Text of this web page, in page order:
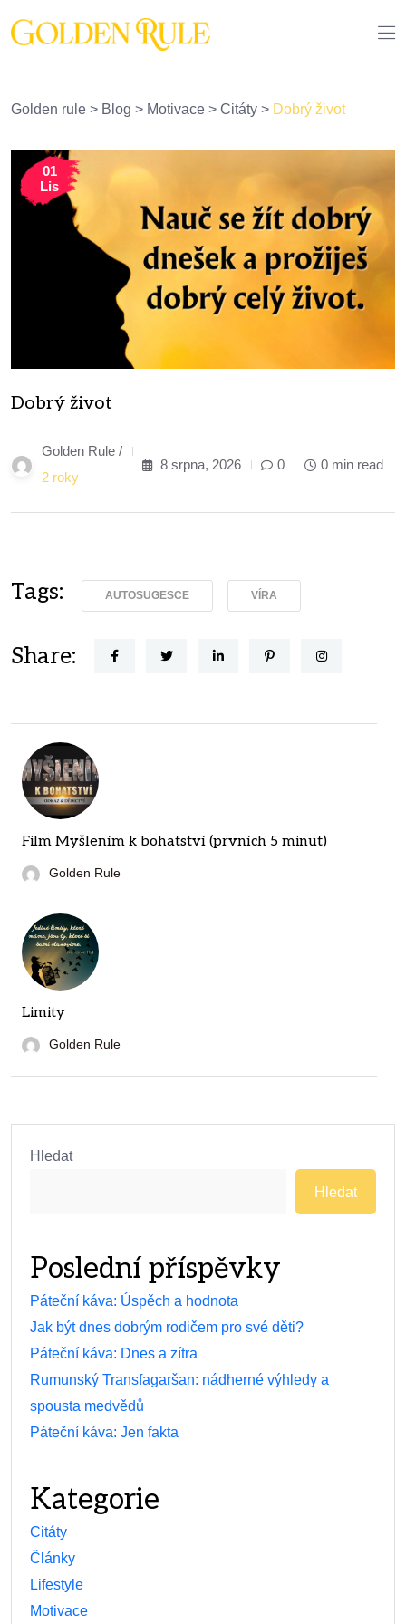
Golden rule > Blog > Motivace > Citáty > Dobrý život
01
Lis
Dobrý život
Golden Rule /
2 roky
8 srpna, 2026 0 0 min read
Tags: AUTOSUGESCE VÍRA
Share:
Film Myšlením k bohatství (prvních 5 minut)
Golden Rule
Limity
Golden Rule
Hledat
Hledat
Poslední příspěvky
Páteční káva: Úspěch a hodnota
Jak být dnes dobrým rodičem pro své děti?
Páteční káva: Dnes a zítra
Rumunský Transfagaršan: nádherné výhledy a
spousta medvědů
Páteční káva: Jen fakta
Kategorie
Citáty
Články
Lifestyle
Motivace